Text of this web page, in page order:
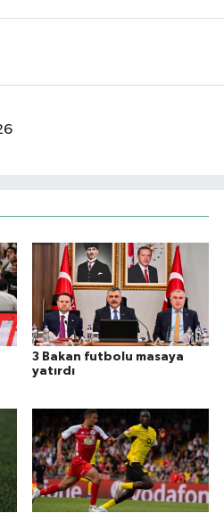
3 Bakan futbolu masaya
yatırdı